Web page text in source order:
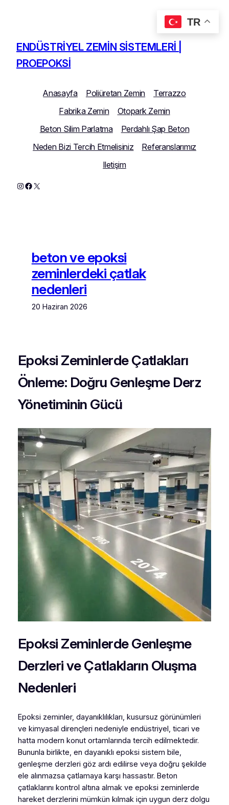
ENDÜSTRIYEL ZEMIN SISTEMLERI |
PROEPOKSI
Anasayfa Poliüretan Zemin
Terrazzo
Fabrika Zemin
Otopark Zemin
Beton Silim Parlatma
Perdahlı Şap Beton
Neden Bizi Tercih Etmelisiniz
Referanslarımız
Iletişim
Instagram
Facebook
X
beton ve epoksi
zeminlerdeki çatlak
nedenleri
20 Haziran 2026
Epoksi Zeminlerde Çatlakları
Önleme: Doğru Genleşme Derz
Yönetiminin Gücü
Epoksi Zeminlerde Genleşme
Derzleri ve Çatlakların Oluşma
Nedenleri
Epoksi zeminler, dayanıklılıkları, kusursuz görünümleri
ve kimyasal dirençleri nedeniyle endüstriyel, ticari ve
hatta modern konut ortamlarında tercih edilmektedir.
Bununla birlikte, en dayanıklı epoksi sistem bile,
genleşme derzleri göz ardı edilirse veya doğru şekilde
ele alınmazsa çatlamaya karşı hassastır. Beton
çatlaklarını kontrol altına almak ve epoksi zeminlerde
hareket derzlerini mümkün kılmak için uygun derz dolgu
TR